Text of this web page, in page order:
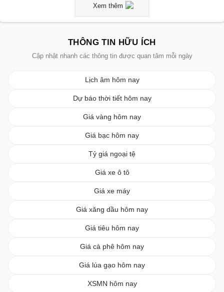
Xem thêm
THÔNG TIN HỮU ÍCH
Cập nhật nhanh các thông tin được quan tâm mỗi ngày
Lịch âm hôm nay
Dự báo thời tiết hôm nay
Giá vàng hôm nay
Giá bạc hôm nay
Tỷ giá ngoại tệ
Giá xe ô tô
Giá xe máy
Giá xăng dầu hôm nay
Giá tiêu hôm nay
Giá cà phê hôm nay
Giá lúa gạo hôm nay
XSMN hôm nay